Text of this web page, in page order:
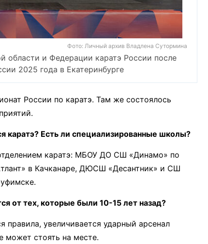
Фото: Личный архив Владлена Сутормина
области и Федерации каратэ России после
2025 года в Екатеринбурге
России по каратэ. Там же состоялось
каратэ? Есть ли специализированные школы?
каратэ: МБОУ ДО СШ «Динамо» по
в Качканаре, ДЮСШ «Десантник» и СШ
от тех, которые были 10-15 лет назад?
увеличивается ударный арсенал
может стоять на месте.